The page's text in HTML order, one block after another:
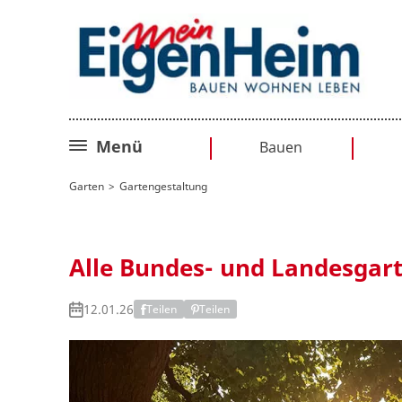
Menü Bauen
Sanieren
Garten Gartengestaltung
Alle Bundes- und
12.01.26 Teilen Teilen